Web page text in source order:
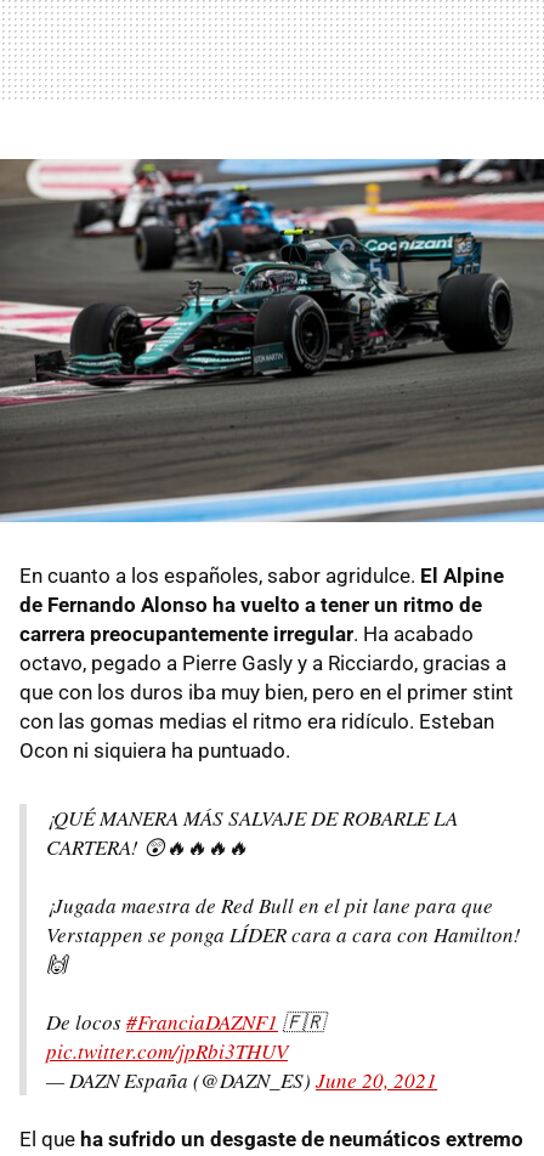
En cuanto a los españoles, sabor agridulce. El Alpine
de Fernando Alonso ha vuelto a tener un ritmo de
carrera preocupantemente irregular. Ha acabado
octavo, pegado a Pierre Gasly y a Ricciardo, gracias a
que con los duros iba muy bien, pero en el primer stint
con las gomas medias el ritmo era ridículo. Esteban
Ocon ni siquiera ha puntuado.
¡QUÉ MANERA MÁS SALVAJE DE ROBARLE LA
CARTERA! 😲🔥🔥🔥🔥
¡Jugada maestra de Red Bull en el pit lane para que
Verstappen se ponga LÍDER cara a cara con Hamilton!
🙌
De locos#FranciaDAZNF1 🇫🇷
pic.twitter.com/jpRbi3THUV
— DAZN España (@DAZN_ES) June 20, 2021
El que ha sufrido un desgaste de neumáticos extremo